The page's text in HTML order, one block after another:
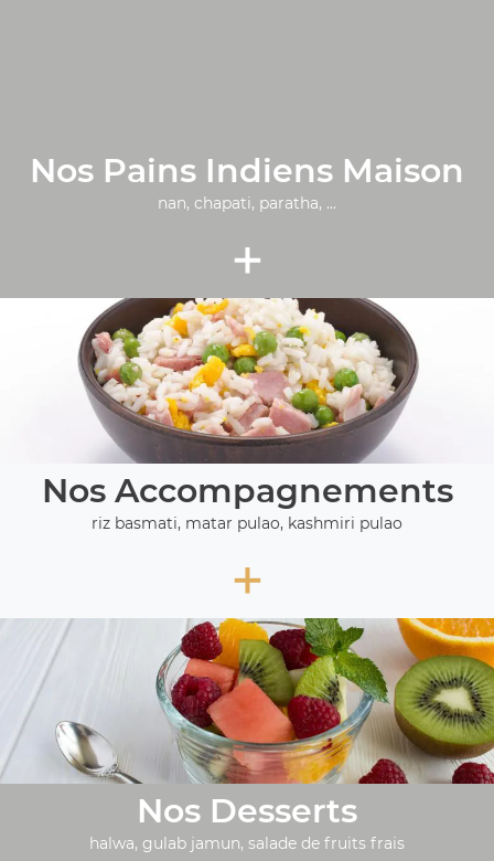
Nos Pains Indiens Maison
nan, chapati, paratha, ...
+
Nos Accompagnements
riz basmati, matar pulao, kashmiri pulao
+
Nos Desserts
halwa, gulab jamun, salade de fruits frais